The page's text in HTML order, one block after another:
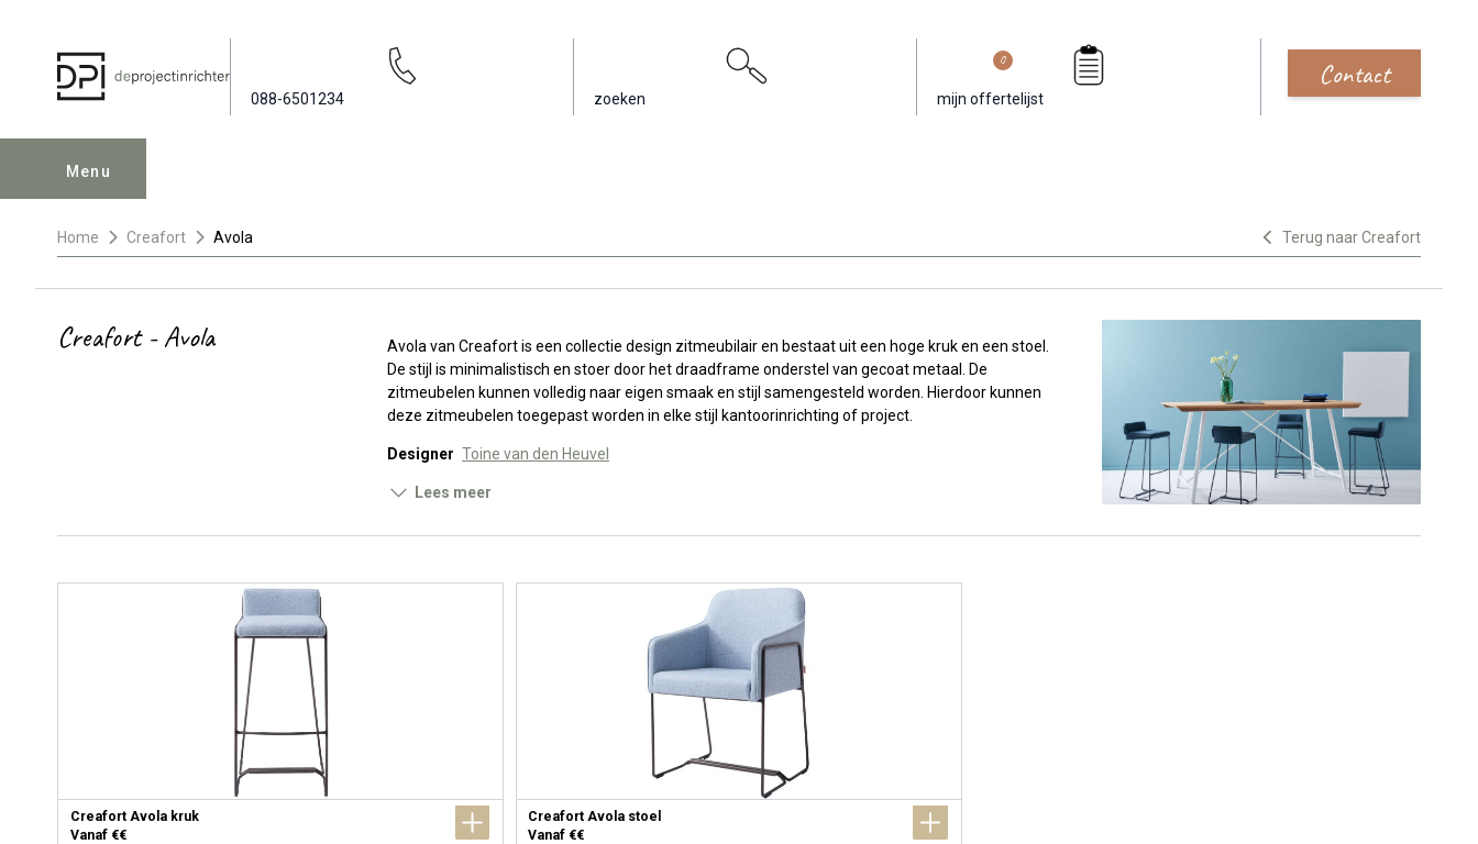
088-6501234 zoeken mijn offertelijst
0 Contact
Menu
Home Creafort Avola Terug naar Creafort
Creafort - Avola
Avola van Creafort is een collectie design zitmeubilair en bestaat uit een hoge kruk en een stoel.
De stijl is minimalistisch en stoer door het draadframe onderstel van gecoat metaal. De
zitmeubelen kunnen volledig naar eigen smaak en stijl samengesteld worden. Hierdoor kunnen
deze zitmeubelen toegepast worden in elke stijl kantoorinrichting of project.
Designer Toine van den Heuvel
Lees meer
Creafort Avola kruk
Vanaf €€
Creafort Avola stoel
Vanaf €€